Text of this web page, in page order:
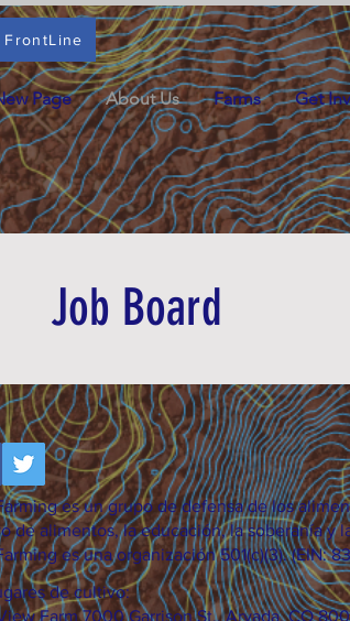
FrontLine
Page About Us Farms Get
Job Board
es un grupo de defensa de los
de alimentos, la educación, la soberanía y
es una organización 501(c)(3). (EIN:
de cultivo:
Farm 7000 Garrison St., Arvada, CO